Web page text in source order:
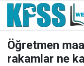
Öğretmen
rakamlar ne